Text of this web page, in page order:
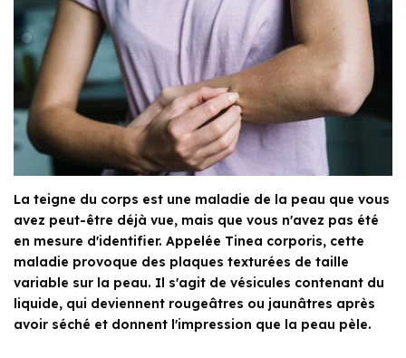
La teigne du corps est une maladie de la peau que vous
avez peut-être déjà vue, mais que vous n'avez pas été
en mesure d'identifier. Appelée Tinea corporis, cette
maladie provoque des plaques texturées de taille
variable sur la peau. Il s'agit de vésicules contenant du
liquide, qui deviennent rougeâtres ou jaunâtres après
avoir séché et donnent l'impression que la peau pèle.